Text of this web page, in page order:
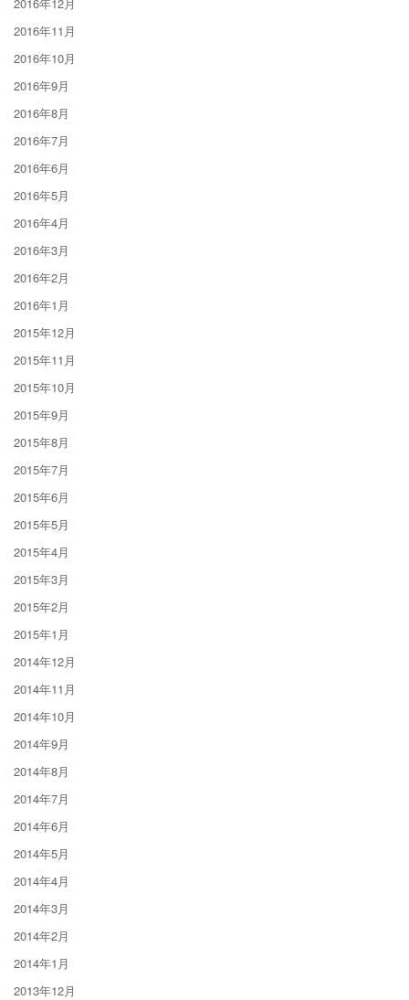
2016年11月
2016年10月
2016年9月
2016年8月
2016年7月
2016年6月
2016年5月
2016年4月
2016年3月
2016年2月
2016年1月
2015年12月
2015年11月
2015年10月
2015年9月
2015年8月
2015年7月
2015年6月
2015年5月
2015年4月
2015年3月
2015年2月
2015年1月
2014年12月
2014年11月
2014年10月
2014年9月
2014年8月
2014年7月
2014年6月
2014年5月
2014年4月
2014年3月
2014年2月
2014年1月
2013年12月